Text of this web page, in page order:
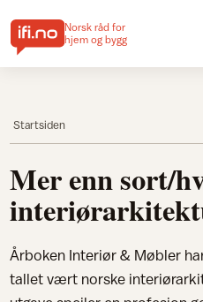
Norsk råd for
hjem og bygg
Startsiden
Mer enn sort/
Årboken Interiør & Møbler
tallet vært norske